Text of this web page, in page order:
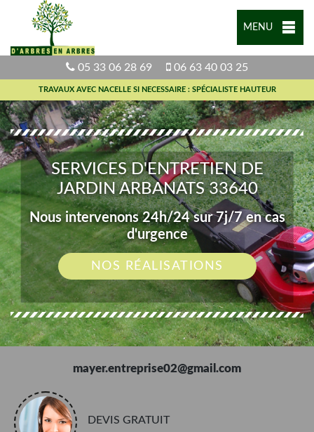
MENU
05 33 06 28 69 06 63 40 03 25
TRAVAUX AVEC NACELLE SI NECESSAIRE : SPÉCIALISTE HAUTEUR
SERVICES D'ENTRETIEN DE
JARDIN ARBANATS 33640
Nous intervenons 24h/24 sur 7j/7 en cas
d'urgence
NOS RÉALISATIONS
mayer.entreprise02@gmail.com
DEVIS GRATUIT